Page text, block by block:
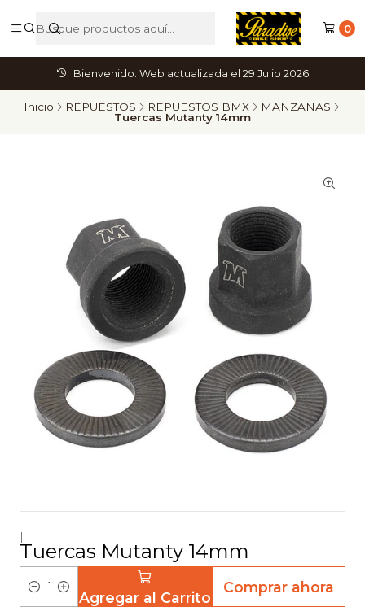
0
Bienvenido. Web actualizada el 29 Julio 2026
Inicio REPUESTOS REPUESTOS BMX
MANZANAS
Tuercas Mutanty 14mm
|
Tuercas Mutanty 14mm
Agregar al Carrito
Comprar ahora